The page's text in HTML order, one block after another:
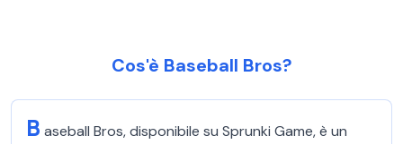
Cos'è Baseball Bros?
B aseball Bros, disponibile su Sprunki Game, è un